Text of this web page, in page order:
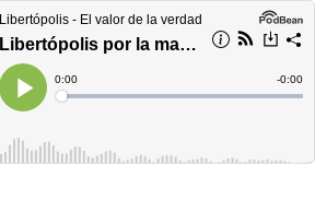
Libertópolis - El valor de la verdad
Libertópolis por la mañana, lunes 09 de enero de 2023
Play
Current
Time
0:00
Loaded:
Time
-0:00